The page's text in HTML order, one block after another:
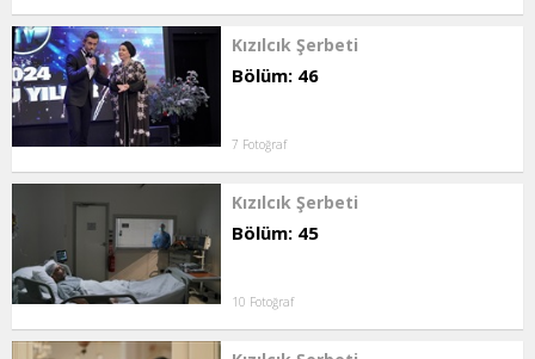
Kızılcık Şerbeti
Bölüm: 46
7 Fotoğraf
Kızılcık Şerbeti
Bölüm: 45
10 Fotoğraf